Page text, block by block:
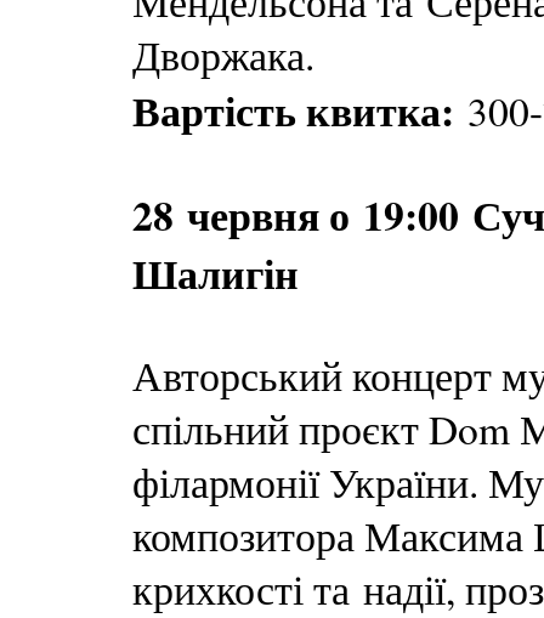
Дворжака.
Вартість квитка:
28 червня о 19:00
Шалигін
Авторський концерт
спільний проєкт Dom
філармонії України.
композитора Максима
крихкості та надії,